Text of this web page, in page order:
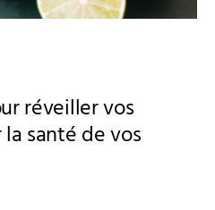
réveiller vos
santé de vos